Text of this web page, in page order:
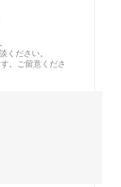
ください。
。ご留意くださ